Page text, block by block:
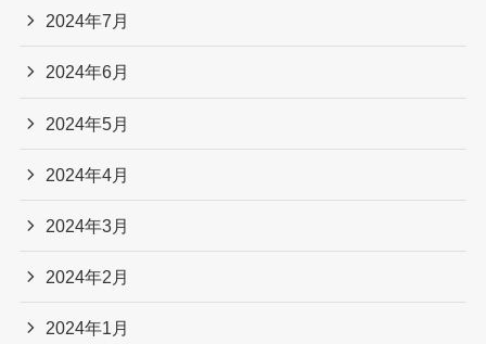
2024年7月
2024年6月
2024年5月
2024年4月
2024年3月
2024年2月
2024年1月